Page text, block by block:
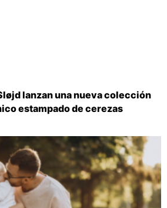
lanzan una nueva colección
estampado de cerezas